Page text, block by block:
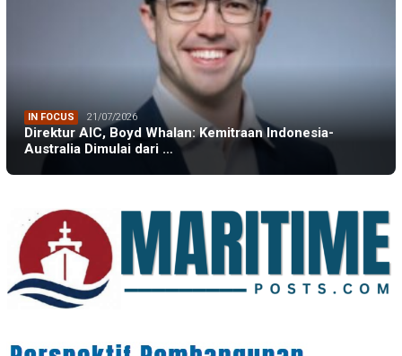
IN FOCUS 21/07/2026
Direktur AIC, Boyd Whalan: Kemitraan Indonesia-
Australia Dimulai dari …